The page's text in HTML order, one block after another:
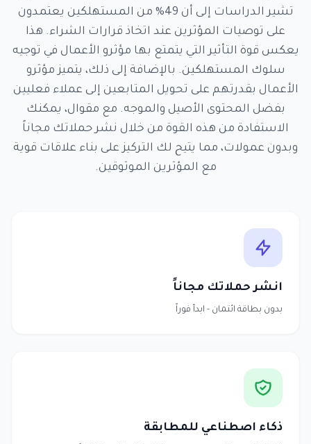
تشير الدراسات إلى أن 49% من المستهلكين يعتمدون
على توصيات المؤثرين عند اتخاذ قرارات الشراء. هذا
يعكس قوة التأثير التي يتمتع بها مؤثرو الأعمال في توجيه
سلوك المستهلكين. بالإضافة إلى ذلك، يتميز مؤثرو
الأعمال بقدرتهم على تحويل المتابعين إلى عملاء فعليين
بفضل المحتوى الأصيل والموجه. مع مقوال، يمكنك
الاستفادة من هذه القوة من خلال نشر حملاتك مجاناً
وبدون عمولات، مما يتيح لك التركيز على بناء علاقات قوية
مع المؤثرين الموثوقين.
انشر حملاتك مجاناً
بدون بطاقة ائتمان - ابدأ فوراً
ذكاء اصطناعي للمطابقة